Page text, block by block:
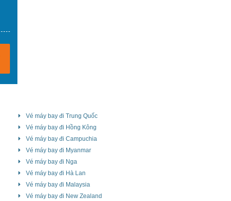
Vé máy bay đi Trung Quốc
Vé máy bay đi Hồng Kông
Vé máy bay đi Campuchia
Vé máy bay đi Myanmar
Vé máy bay đi Nga
Vé máy bay đi Hà Lan
Vé máy bay đi Malaysia
Vé máy bay đi New Zealand